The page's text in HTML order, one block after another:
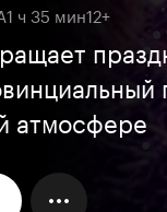
1 ч 35 мин12+
атмосфере